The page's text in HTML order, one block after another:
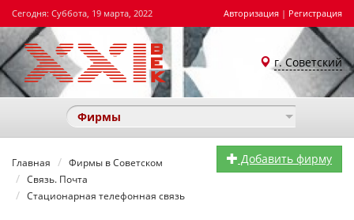
Сегодня: Суббота, 19 марта, 2022 Авторизация | Регистрация
г. Советский
Фирмы
Добавить фирму
Главная
Фирмы в Советском
Связь. Почта
Стационарная телефонная связь